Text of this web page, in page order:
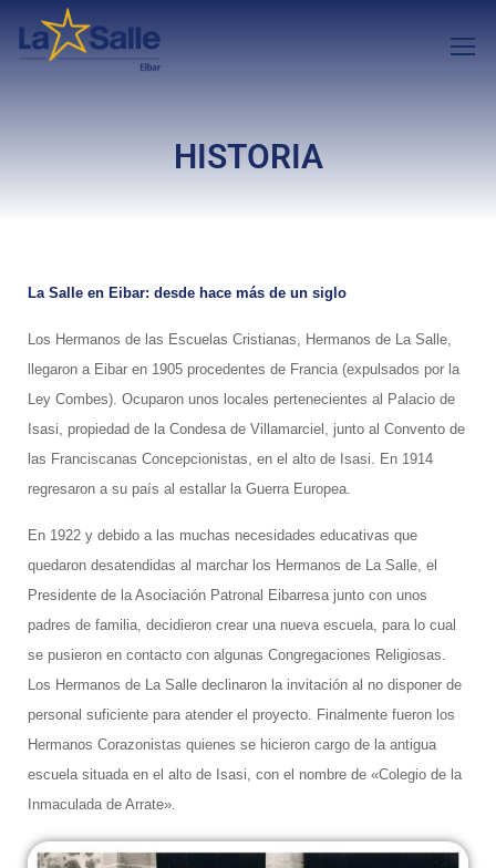
HISTORIA
La Salle en Eibar: desde hace más de un siglo
Los Hermanos de las Escuelas Cristianas, Hermanos de La Salle,
llegaron a Eibar en 1905 procedentes de Francia (expulsados por la
Ley Combes). Ocuparon unos locales pertenecientes al Palacio de
Isasi, propiedad de la Condesa de Villamarciel, junto al Convento de
las Franciscanas Concepcionistas, en el alto de Isasi. En 1914
regresaron a su país al estallar la Guerra Europea.
En 1922 y debido a las muchas necesidades educativas que
quedaron desatendidas al marchar los Hermanos de La Salle, el
Presidente de la Asociación Patronal Eibarresa junto con unos
padres de familia, decidieron crear una nueva escuela, para lo cual
se pusieron en contacto con algunas Congregaciones Religiosas.
Los Hermanos de La Salle declinaron la invitación al no disponer de
personal suficiente para atender el proyecto. Finalmente fueron los
Hermanos Corazonistas quienes se hicieron cargo de la antigua
escuela situada en el alto de Isasi, con el nombre de «Colegio de la
Inmaculada de Arrate».